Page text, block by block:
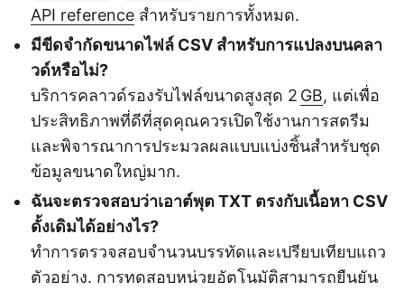
API reference สำหรับรายการทั้งหมด.
มีขีดจำกัดขนาดไฟล์ CSV สำหรับการแปลงบนคลา
วด์หรือไม่?
บริการคลาวด์รองรับไฟล์ขนาดสูงสุด 2 GB, แต่เพื่อ
ประสิทธิภาพที่ดีที่สุดคุณควรเปิดใช้งานการสตรีม
และพิจารณาการประมวลผลแบบแบ่งชิ้นสำหรับชุด
ข้อมูลขนาดใหญ่มาก.
ฉันจะตรวจสอบว่าเอาต์พุต TXT ตรงกับเนื้อหา CSV
ดั้งเดิมได้อย่างไร?
ทำการตรวจสอบจำนวนบรรทัดและเปรียบเทียบแถว
ตัวอย่าง. การทดสอบหน่วยอัตโนมัติสามารถยืนยัน